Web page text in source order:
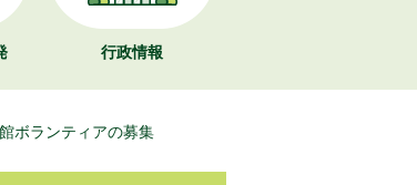
行政情報
ボランティアの募集